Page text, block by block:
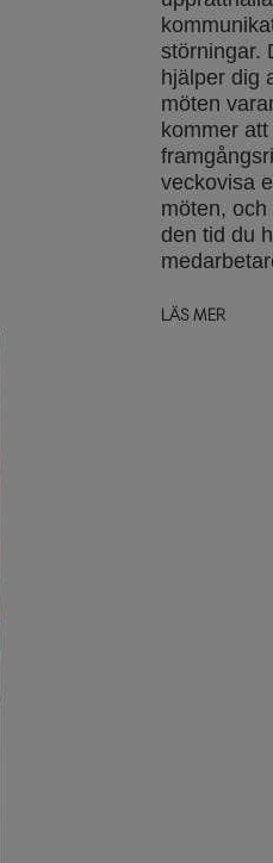
störningar.
hjälper dig
möten
kommer
veckovisa
möten,
den tid du
LÄS MER